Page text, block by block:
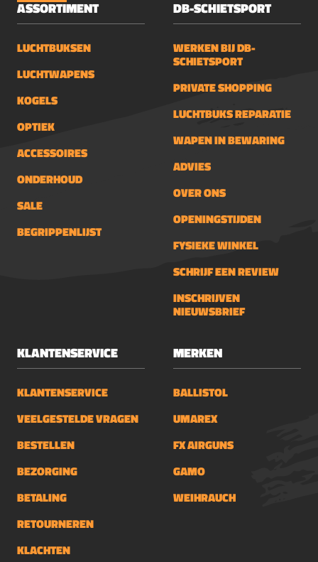
ASSORTIMENT
LUCHTBUKSEN
LUCHTWAPENS
KOGELS
OPTIEK
ACCESSOIRES
ONDERHOUD
SALE
BEGRIPPENLIJST
DB-SCHIETSPORT
WERKEN BIJ DB-
SCHIETSPORT
PRIVATE SHOPPING
LUCHTBUKS REPARATIE
WAPEN IN BEWARING
ADVIES
OVER ONS
OPENINGSTIJDEN
FYSIEKE WINKEL
SCHRIJF EEN REVIEW
INSCHRIJVEN
NIEUWSBRIEF
KLANTENSERVICE
KLANTENSERVICE
VEELGESTELDE VRAGEN
BESTELLEN
BEZORGING
BETALING
RETOURNEREN
KLACHTEN
MERKEN
BALLISTOL
UMAREX
FX AIRGUNS
GAMO
WEIHRAUCH